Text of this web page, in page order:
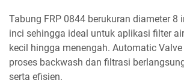
Tabung FRP 0844 berukuran diameter 8
inci sehingga ideal untuk aplikasi filter
kecil hingga menengah. Automatic
proses backwash dan filtrasi
serta efisien.